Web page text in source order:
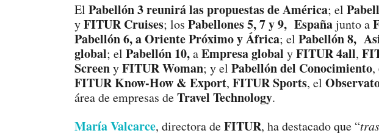
El Pabellón 3 reunirá las propuestas de América; el
yFITUR Cruises; los Pabellones 5, 7 y 9, Españajunto a
Pabellón 6, a Oriente Próximo y África; el Pabellón 8,
global; el Pabellón 10,aEmpresa global yFITUR 4all,
ScreenyFITUR Woman; y el Pabellón del Conocimiento,
FITUR Know-How & Export, FITUR Sports, el
área de empresas deTravel Technology.
María Valcarce, directora deFITUR, ha destacado que “